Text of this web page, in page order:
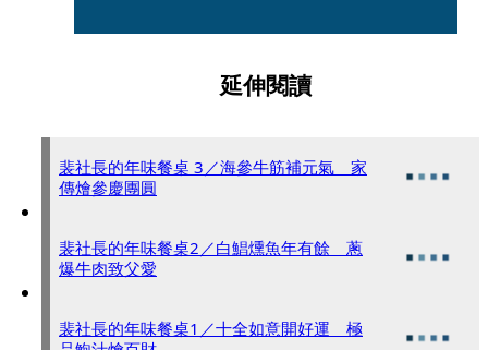
延伸閱讀
裴社長的年味餐桌 3／海參牛筋補元氣 家
傳燴參慶團圓
裴社長的年味餐桌2／白鯧燻魚年有餘 蔥
爆牛肉致父愛
裴社長的年味餐桌1／十全如意開好運 極